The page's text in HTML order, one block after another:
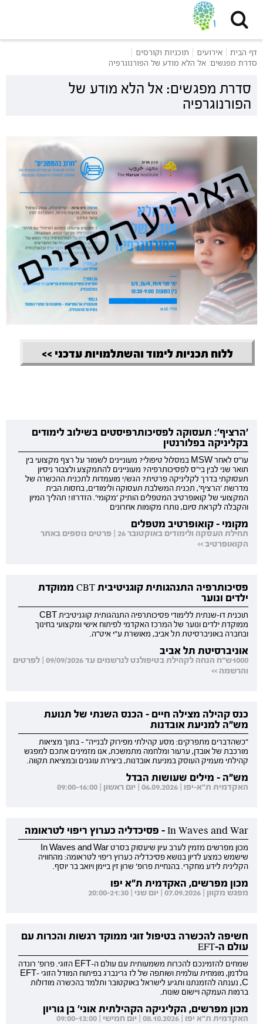
דף הבית אירועים
תוכניות וקורסים
סדרת מפגשים: אל הלא מודע של הפורנוגרפיה
סדרת מפגשים: אל הלא מודע של
הפורנוגרפיה
ללוח תכניות לימוד והשתלמויות עדכני >>
'הרציף': תעסוקה לפסיכותרפיסטים בשילוב לימודים
בקליניקה בפלורנטין
עו"ס לאחר MSW במסלול טיפולי? מעוניינים לשמור על רצף מקצועי בין
תואר שני לבין בי"ס לפסיכותרפיה? מעוניינים להתמקצע ולצבור ניסיון
תעסוקתי בדרך לקליניקה פרטית? הגש/י מועמדות לתכנית ההכשרה של
מדרשת 'הרציף', תכנית המשלבת תעסוקה ולימודים, בחסות הבית
המקצועי של קואופרטיב המטפלים הותיק 'מקומי'. הזדרזו! תהליך המיון
והקבלה לקראת סיום, נותרו מקומות אחרונים
מקומי - קואופרטיב מטפלים
תחילת העסקה ולימודים באוקטובר 26 | פרטים נוספים באתר
הקואופרטיב >>
פסיכותרפיה התנהגותית קוגניטיבית CBT ממוקדת
ילדים ונוער
תוכנית דו-שנתית ללימודי פסיכותרפיה התנהגותית קוגניטיבית CBT
ממוקדת ילדים ונוער של המרכז האקדמי לפיתוח אישי ומקצועי בחינוך
ובחברה באוניברסיטת תל אביב, מאושרת ע"י איט"ה.
אוניברסיטת תל אביב
1000ש"ח הנחה לקהילת בטיפולנט לנרשמים עד 09/09/2026 | לפרטים
והרשמה >>
כנס קהילה מצילה חיים - הכנס השנתי של תנועת
מש"ה למניעת אובדנות
"כשהדברים מתפרקים: מסע קהילתי מפירוק לבנייה" - בתוך מציאות
מורכבת של אובדן, ערעור ומלחמה מתמשכת, אנו מזמינים אתכם למפגש
קהילתי מעמיק העוסק במניעת אובדנות, ביצירת עוגנים ובמציאת תקווה.
מש"ה - מילים שעושות הבדל
האקדמית ת"א-יפו | 06.09.2026 | יום ראשון | 09:00-16:00
In Waves and War - פסיכדליה כערוץ ריפוי לטראומה
מכון מפרשים מזמין לערב עיון שיעסוק בסרט In Waves and War
שישמש כמצע לדיון בנושא פסיכדליה כערוץ ריפוי לטראומה: מהחוויה
הקלינית לידע מחקרי. בהנחיית פרופ' שרון זין ביימן ויואב בר יוסף.
מכון מפרשים, האקדמית ת"א יפו
מפגש מקוון | 07.09.2026 | יום שני | 20:00-21:30
חשיפה להכשרה בטיפול זוגי ממוקד רגשות והכרות עם
עולם ה-EFT
שמחים להזמינכם להכרות משמעותית עם עולם ה-EFT הזוגי. פרופ' רונדה
גולדמן, מומחית עולמית ושותפה של לז גרינברג בפיתוח המודל הזוגי EFT-
C, נענתה להזמנתנו ותגיע לישראל באוקטובר ותלמד בהכשרה מודולות
ברמות העמקה ויישום שונות.
מכון מפרשים, הקליניקה הקהילתית אוני' בן גוריון
האקדמית ת"א יפו | 08.10.2026 | יום חמישי | 09:00-13:00